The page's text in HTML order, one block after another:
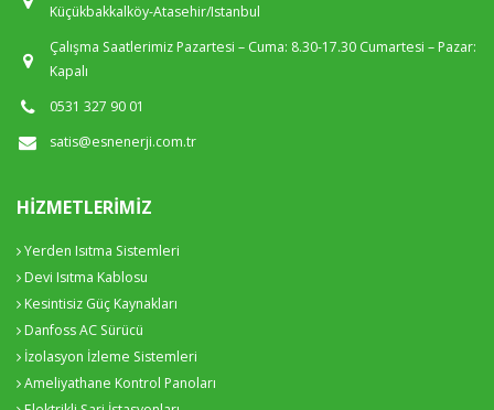
Küçükbakkalköy-Atasehir/Istanbul
Çalışma Saatlerimiz Pazartesi – Cuma: 8.30-17.30 Cumartesi – Pazar:
Kapalı
0531 327 90 01
satis@esnenerji.com.tr
HIZMETLERIMIZ
Yerden Isıtma Sistemleri
Devi Isıtma Kablosu
Kesintisiz Güç Kaynakları
Danfoss AC Sürücü
İzolasyon İzleme Sistemleri
Ameliyathane Kontrol Panoları